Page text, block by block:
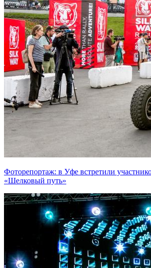
Фоторепортаж: в Уфе встретили
«Шелковый путь»